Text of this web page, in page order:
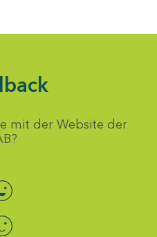
mit der Website der
auswählen